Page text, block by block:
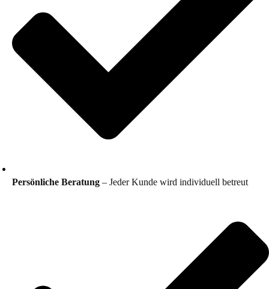
Persönliche Beratung – Jeder Kunde wird individuell betreut